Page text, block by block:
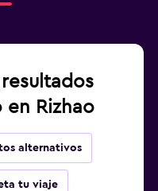
Rizhao
alternativos
tu viaje